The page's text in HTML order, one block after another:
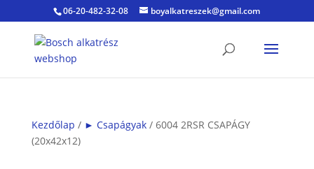
06-20-482-32-08 boyalkatreszek@gmail.com
Kezdőlap / ► Csapágyak/ 6004 2RSR CSAPÁGY
(20x42x12)